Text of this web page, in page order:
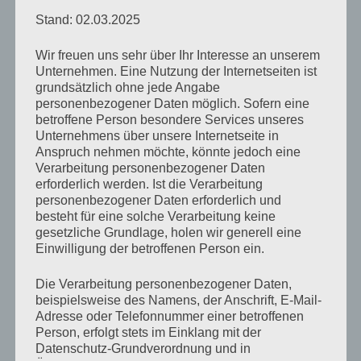
von Rocko Kakoschke Oktober 7, 2010
Um die
Kommentare zu sehen, musst du dein Passwort eingeben.
Dieser Inhalt ist passwortgeschützt. Bitte gib unten das
Passwort ein, um ihn anzeigen zu können.
Passwort:
Rocko spinnt
Geschützt: Grobsinnlich (7)
vonRocko Kakoschke September 16, 2010
Kommentare zu sehen, musst du dein Passwort eingeben.
Stand: 02.03.2025
Wir freuen uns sehr über Ihr Interesse an unserem
Unternehmen. Eine Nutzung der Internetseiten ist
grundsätzlich ohne jede Angabe
personenbezogener Daten möglich. Sofern eine
betroffene Person besondere Services unseres
Unternehmens über unsere Internetseite in
Anspruch nehmen möchte, könnte jedoch eine
Verarbeitung personenbezogener Daten
erforderlich werden. Ist die Verarbeitung
personenbezogener Daten erforderlich und
besteht für eine solche Verarbeitung keine
gesetzliche Grundlage, holen wir generell eine
Einwilligung der betroffenen Person ein.
Die Verarbeitung personenbezogener Daten,
beispielsweise des Namens, der Anschrift, E-Mail-
Adresse oder Telefonnummer einer betroffenen
Person, erfolgt stets im Einklang mit der
Datenschutz-Grundverordnung und in